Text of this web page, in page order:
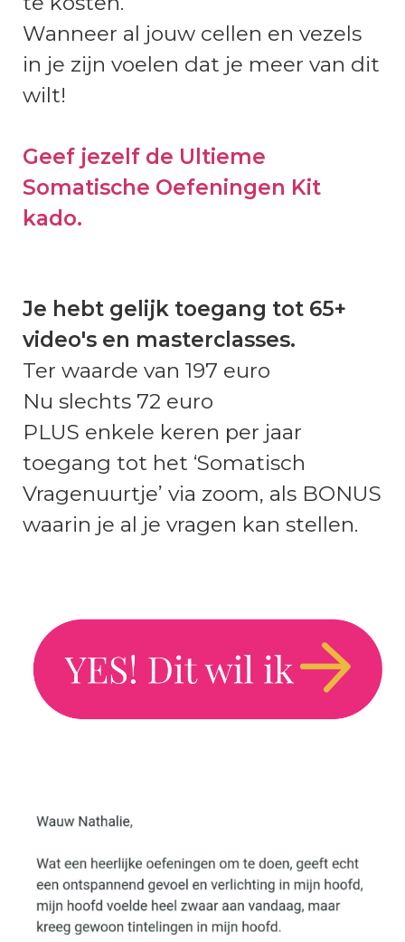
Wanneer al jouw cellen en vezels
in je zijn voelen dat je meer van dit
wilt!
Geef jezelf de Ultieme
Somatische Oefeningen Kit
kado.
Je hebt gelijk toegang tot 65+
video's en masterclasses.
Ter waarde van 197 euro
Nu slechts 72 euro
PLUS enkele keren per jaar
toegang tot het ‘Somatisch
Vragenuurtje’ via zoom, als BONUS
waarin je al je vragen kan stellen.